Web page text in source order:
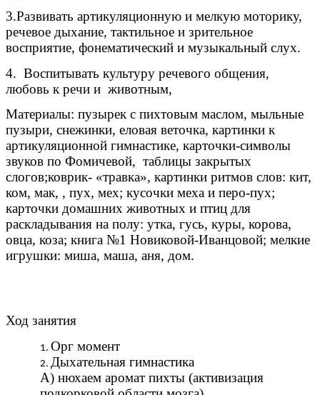
3.Развивать артикуляционную и мелкую моторику,
речевое дыхание, тактильное и зрительное
восприятие, фонематический и музыкальный слух.
4. Воспитывать культуру речевого общения,
любовь к речи и животным,
Материалы: пузырек с пихтовым маслом, мыльные
пузыри, снежинки, еловая веточка, картинки к
артикуляционной гимнастике, карточки-символы
звуков по Фомичевой, таблицы закрытых
слогов;коврик- «травка», картинки ритмов слов: кит,
ком, мак, , пух, мех; кусочки меха и перо-пух;
карточки домашних животных и птиц для
раскладывания на полу: утка, гусь, куры, корова,
овца, коза; книга №1 Новиковой-Иванцовой; мелкие
игрушки: миша, маша, аня, дом.
Ход занятия
Орг момент
Дыхательная гимнастика
А) нюхаем аромат пихты (активизация